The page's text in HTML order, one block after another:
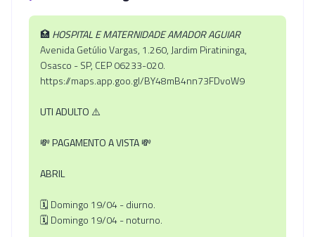
🏥HOSPITAL E MATERNIDADE AMADOR AGUIAR
Avenida Getúlio Vargas, 1.260, Jardim Piratininga,
Osasco - SP, CEP 06233-020.
https://maps.app.goo.gl/BY48mB4nn73FDvoW9
UTI ADULTO ⚠️
💸PAGAMENTO A VISTA💸
ABRIL
🗓️ Domingo 19/04 - diurno.
🗓️ Domingo 19/04 - noturno.